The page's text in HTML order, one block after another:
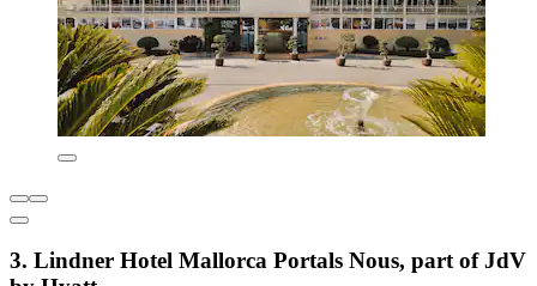
3. Lindner Hotel Mallorca Portals Nous, part of JdV